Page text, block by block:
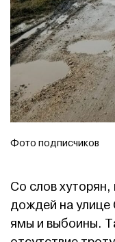
Фото подписчиков
Со слов хуторян,
дождей на улице
ямы и выбоины.